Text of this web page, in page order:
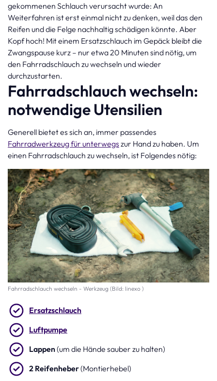
gekommenen Schlauch verursacht wurde: An
Weiterfahren ist erst einmal nicht zu denken, weil das den
Reifen und die Felge nachhaltig schädigen könnte. Aber
Kopf hoch! Mit einem Ersatzschlauch im Gepäck bleibt die
Zwangspause kurz – nur etwa 20 Minuten sind nötig, um
den Fahrradschlauch zu wechseln und wieder
durchzustarten.
Fahrradschlauch wechseln:
notwendige Utensilien
Generell bietet es sich an, immer passendes
Fahrradwerkzeug für unterwegs zur Hand zu haben. Um
einen Fahrradschlauch zu wechseln, ist Folgendes nötig:
Fahrradschlauch wechseln - Werkzeug (Bild: linexo )
Ersatzschlauch
Luftpumpe
Lappen(um die Hände sauber zu halten)
2 Reifenheber(Montierhebel)